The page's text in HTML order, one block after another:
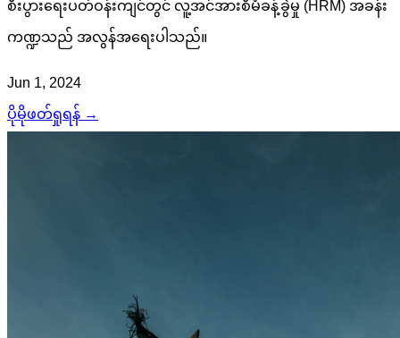
စီးပွားရေးပတ်ဝန်းကျင်တွင် လူ့အင်အားစီမံခန့်ခွဲမှု (HRM) အခန်း
ကဏ္ဍသည် အလွန်အရေးပါသည်။
Jun 1, 2024
ပိုမိုဖတ်ရှုရန် →